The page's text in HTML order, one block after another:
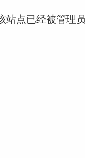
站点已经被管理